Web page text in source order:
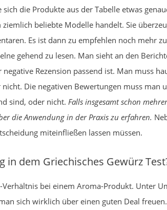
sich die Produkte aus der Tabelle etwas
ziemlich beliebte Modelle handelt. Sie
Es ist dann zu empfehlen noch mehr
gehend zu lesen. Man sieht an den
Rezension passend ist. Man muss
Die negativen Bewertungen muss man
sind, oder nicht. Falls insgesamt schon
die Anwendung in der Praxis zu erfahren.
miteinfließen lassen müssen.
dem Griechisches Gewürz
bei einem Aroma-Produkt. Unter
sich wirklich über einen guten Deal